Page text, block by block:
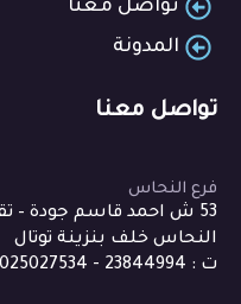
تواصل معنا
المدونة
تواصل معنا
فرع النحاس
53 ش احمد قاسم جودة
النحاس خلف بنزينة توتال
ت : 23844994 - 01025027534